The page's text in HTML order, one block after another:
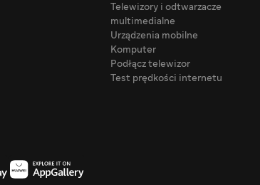
Telewizory i odtwarzacze
multimedialne
Urządzenia mobilne
Komputer
Podłącz telewizor
Test prędkości internetu